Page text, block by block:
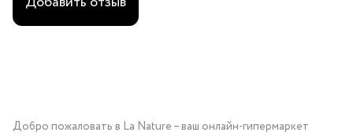
Добро пожаловать в La Nature – ваш онлайн-гипермаркет